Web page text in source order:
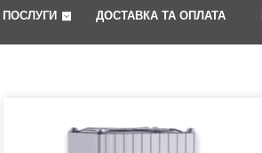
ДОСТАВКА ТА ОПЛАТА